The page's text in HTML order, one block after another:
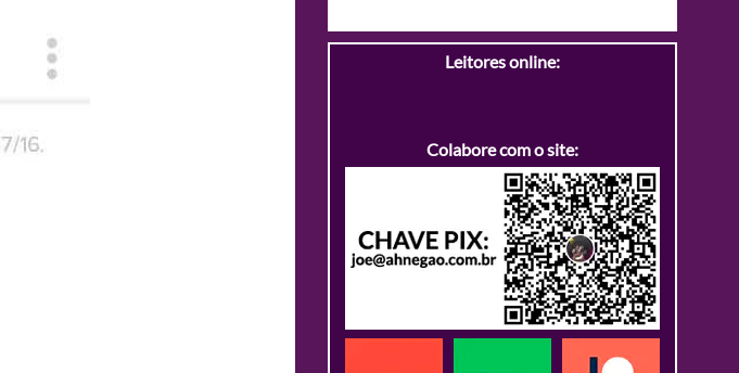
Leitores online:
Colabore com o site: